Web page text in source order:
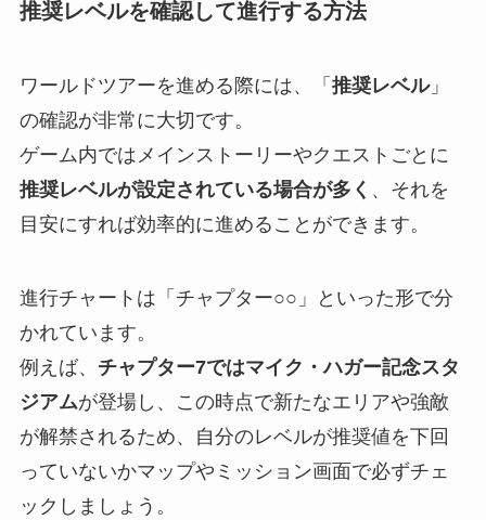
推奨レベルを確認して進行する方法
ワールドツアーを進める際には、「 推奨レベル」
の確認が非常に大切です。
ゲーム内ではメインストーリーやクエストごとに
推奨レベルが設定されている場合が多く 、それを
目安にすれば効率的に進めることができます。
進行チャートは「チャプター○○」といった形で分
かれています。
例えば、 チャプター7ではマイク・ハガー記念スタ
ジアムが登場し、この時点で新たなエリアや強敵
が解禁されるため、自分のレベルが推奨値を下回
っていないかマップやミッション画面で必ずチェ
ックしましょう。